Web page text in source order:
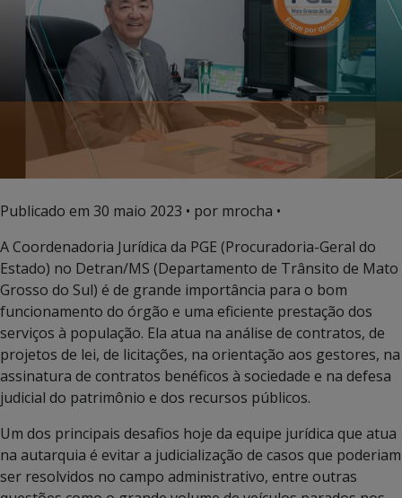
Publicado em 30 maio 2023 • por mrocha •
A Coordenadoria Jurídica da PGE (Procuradoria-Geral do
Estado) no Detran/MS (Departamento de Trânsito de Mato
Grosso do Sul) é de grande importância para o bom
funcionamento do órgão e uma eficiente prestação dos
serviços à população. Ela atua na análise de contratos, de
projetos de lei, de licitações, na orientação aos gestores, na
assinatura de contratos benéficos à sociedade e na defesa
judicial do patrimônio e dos recursos públicos.
Um dos principais desafios hoje da equipe jurídica que atua
na autarquia é evitar a judicialização de casos que poderiam
ser resolvidos no campo administrativo, entre outras